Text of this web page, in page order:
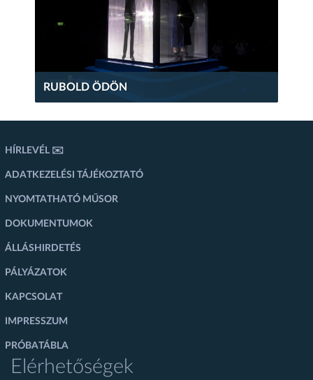
RUBOLD ÖDÖN
HÍRLEVÉL ✉️
ADATKEZELÉSI TÁJÉKOZTATÓ
NYOMTATHATÓ MŰSOR
DOKUMENTUMOK
ÁLLÁSHIRDETÉS
PÁLYÁZATOK
KAPCSOLAT
IMPRESSZUM
PRÓBATÁBLA
Elérhetőségek